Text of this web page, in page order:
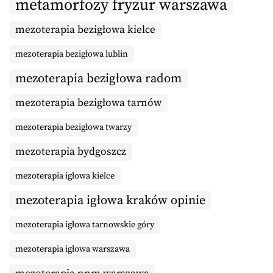
metamorfozy fryzur warszawa
mezoterapia bezigłowa kielce
mezoterapia bezigłowa lublin
mezoterapia bezigłowa radom
mezoterapia bezigłowa tarnów
mezoterapia bezigłowa twarzy
mezoterapia bydgoszcz
mezoterapia igłowa kielce
mezoterapia igłowa kraków opinie
mezoterapia igłowa tarnowskie góry
mezoterapia igłowa warszawa